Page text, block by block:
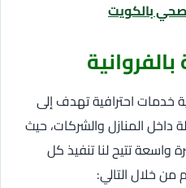
بالكويت
خدمات احترافية تهدف إلى
المنازل والشركات، حيث
واسعة تتيح لنا تنفيذ كل
خلال التالي: